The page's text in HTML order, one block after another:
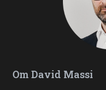
Om David Massi